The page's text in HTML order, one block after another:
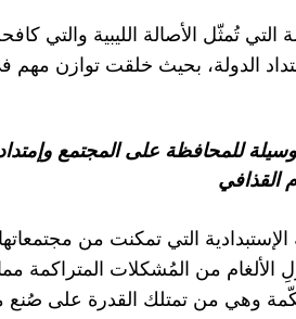
التي تُمثّل الأصالة الليبية
الدولة، بحيث خلقت توازن مهم في
للمحافظة على المجتمع
القذافي
التي تمكنت من
من المُشكلات المتراكمة
وهي من تمتلك القدرة على